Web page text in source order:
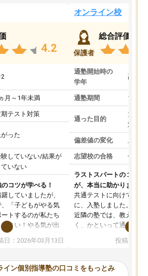
4.2
月～1年未満
期テスト対策
った
していない/結果が
いない
コツが学べる！
していましたが、
「子どもがやる気
トするのが私たち
さい！やる気が出
の責任です」と言
かに！と考えて、思
の先生から学ぶこ
日：2026年03月13日
オンライン校
保護者
総合評価
通塾開始時の
学年
高3
通塾期間 1～3
通った目的
大学
対策
偏差値の変化 上が
志望校の合格 合格
ラストスパートの１か月
が、本当に助かりました
共通テストに向けての追
に、入塾しました。田舎
近隣の塾では、教えても
く、かといって通うには
可能なので本当に助か
らないところをピンポイ
投稿日：
イン個別指導塾の口コミをもっとみ